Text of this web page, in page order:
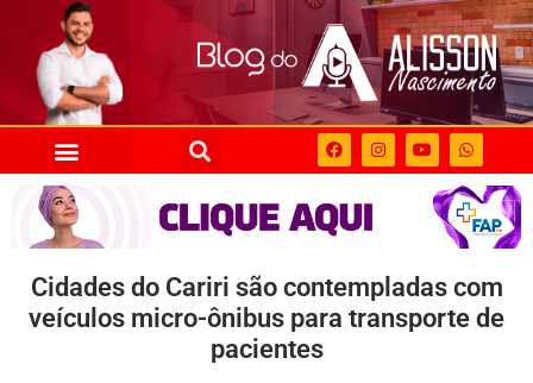
Cidades do Cariri são contempladas com
veículos micro-ônibus para transporte de
pacientes